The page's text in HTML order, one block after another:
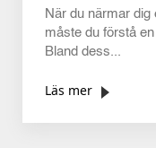
När du närmar
måste du förstå
Bland dess...
Läs mer